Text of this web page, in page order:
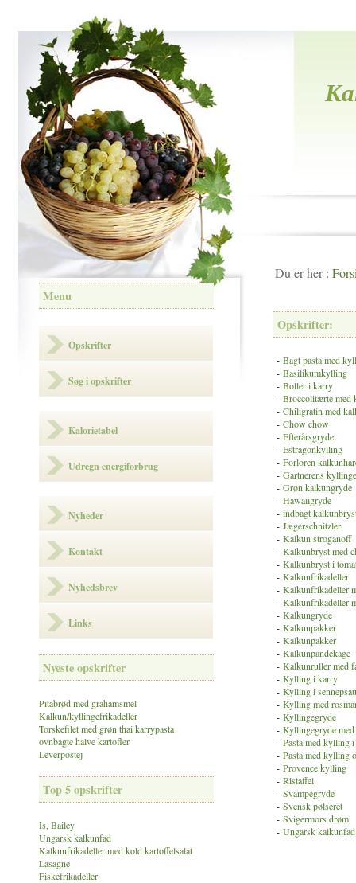
Menu
Opskrifter
Søg i opskrifter
Kalorietabel
Udregn energiforbrug
Nyheder
Kontakt
Nyhedsbrev
Links
Nyeste opskrifter
Pitabrød med grahamsmel
Kalkun/kyllingefrikadeller
Torskefilet med grøn thai karrypasta
ovnbagte halve kartofler
Leverpostej
Top 5 opskrifter
Is, Bailey
Ungarsk kalkunfad
Kalkunfrikadeller med kold kartoffelsalat
Lasagne
Fiskefrikadeller
Du er her :
Opskrifter:
- Bagt pasta med
- Basilikumkylling
- Boller i karry
- Broccolitærte med
- Chiligratin med
- Chow chow
- Efterårsgryde
- Estragonkylling
- Forloren
- Gartnerens
- Grøn kalkungryde
- Hawaiigryde
- indbagt
- Jægerschnitzler
- Kalkun stroganoff
- Kalkunbryst med
- Kalkunbryst i
- Kalkunfrikadeller
- Kalkunfrikadeller
- Kalkunfrikadeller
- Kalkungryde
- Kalkunpakker
- Kalkunpakker
- Kalkunpandekage
- Kalkunruller med
- Kylling i karry
- Kylling i
- Kylling med
- Kyllingegryde
- Kyllingegryde
- Pasta med kylling
- Pasta med kylling
- Provence kylling
- Ristaffel
- Svampegryde
- Svensk pølseret
- Svigermors drøm
- Ungarsk kalkunfad